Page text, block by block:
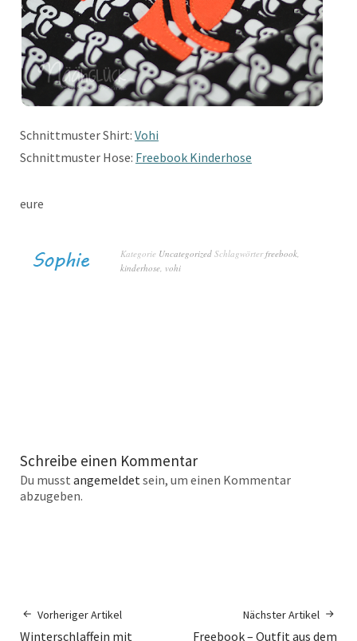
Schnittmuster Shirt: Vohi
Schnittmuster Hose: Freebook Kinderhose
eure
Kategorie Uncategorized Schlagwörterfreebook,
kinderhose, vohi
Schreibe einen Kommentar
Du musst angemeldetsein, um einen Kommentar
abzugeben.
Vorheriger Artikel
Winterschlaffein mit
Nächster Artikel
Freebook – Outfit aus dem